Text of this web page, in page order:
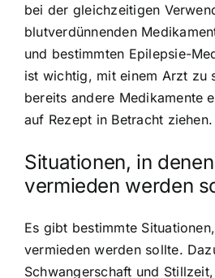
bei der gleichzeitigen
blutverdünnenden
und bestimmten Epilepsie-
ist wichtig, mit einem Arzt zu
bereits andere Medikamente
auf Rezept in Betracht ziehen.
Situationen, in
vermieden werden
Es gibt bestimmte
vermieden werden sollte.
Schwangerschaft und